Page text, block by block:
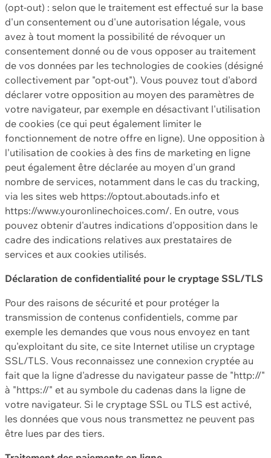
(opt-out) : selon que le traitement est effectué sur la base
d'un consentement ou d'une autorisation légale, vous
avez à tout moment la possibilité de révoquer un
consentement donné ou de vous opposer au traitement
de vos données par les technologies de cookies (désigné
collectivement par "opt-out"). Vous pouvez tout d'abord
déclarer votre opposition au moyen des paramètres de
votre navigateur, par exemple en désactivant l'utilisation
de cookies (ce qui peut également limiter le
fonctionnement de notre offre en ligne). Une opposition à
l'utilisation de cookies à des fins de marketing en ligne
peut également être déclarée au moyen d'un grand
nombre de services, notamment dans le cas du tracking,
via les sites web https://optout.aboutads.info et
https://www.youronlinechoices.com/. En outre, vous
pouvez obtenir d'autres indications d'opposition dans le
cadre des indications relatives aux prestataires de
services et aux cookies utilisés.
Déclaration de confidentialité pour le cryptage SSL/TLS
Pour des raisons de sécurité et pour protéger la
transmission de contenus confidentiels, comme par
exemple les demandes que vous nous envoyez en tant
qu'exploitant du site, ce site Internet utilise un cryptage
SSL/TLS. Vous reconnaissez une connexion cryptée au
fait que la ligne d'adresse du navigateur passe de "http://"
à "https://" et au symbole du cadenas dans la ligne de
votre navigateur. Si le cryptage SSL ou TLS est activé,
les données que vous nous transmettez ne peuvent pas
être lues par des tiers.